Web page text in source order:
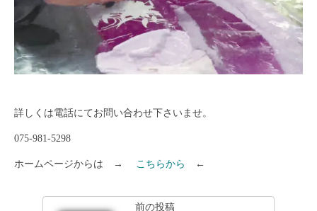
詳しくは電話にてお問い合わせ下さいませ。
075-981-5298
ホームページからは → こちらから ←
前の投稿